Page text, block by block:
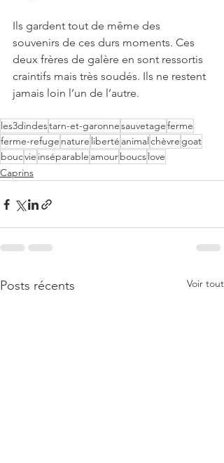
Ils gardent tout de même des
souvenirs de ces durs moments. Ces
deux frères de galère en sont ressortis
craintifs mais très soudés. Ils ne restent
jamais loin l’un de l’autre.
les3dindestarn-et-garonnesauvetageferme
ferme-refuge nature liberté animal chèvre goat
boucvie inséparable amourboucs love
Caprins
Posts récents Voir tout